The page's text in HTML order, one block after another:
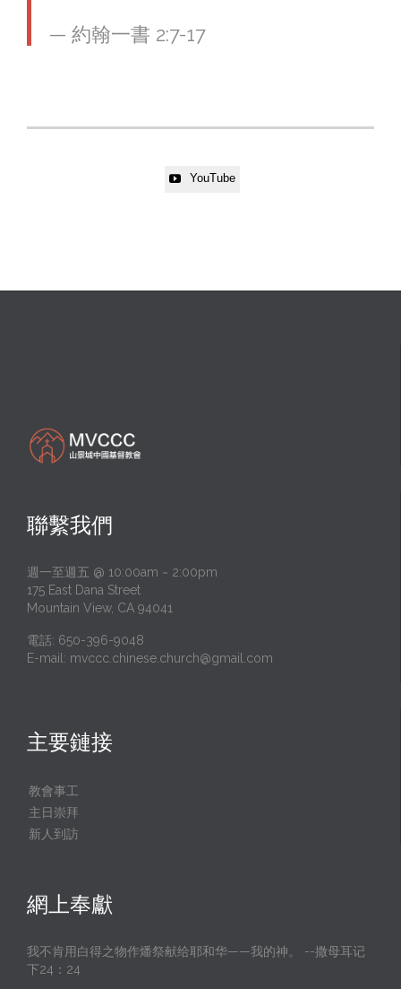
— 約翰一書 2:7-17
 YouTube
聯繫我們
週一至週五 @ 10:00am ~ 2:00pm
175 East Dana Street
Mountain View, CA 94041
電話: 650-396-9048
E-mail: mvccc.chinese.church@gmail.com
主要鏈接
教會事工
主日崇拜
新人到訪
網上奉獻
我不肯用白得之物作燔祭献给耶和华——我的神。 --撒母耳记
下24：24